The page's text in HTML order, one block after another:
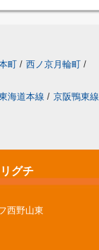
町 / 西ノ京月輪町 /
海道本線 / 京阪鴨東線
グチ
西野山東